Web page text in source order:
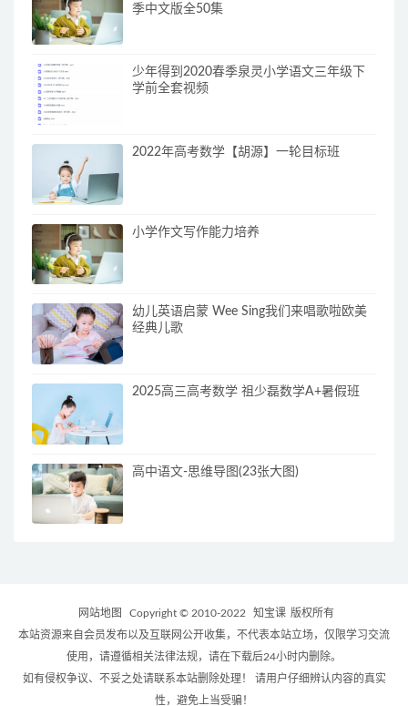
季中文版全50集
少年得到2020春季泉灵小学语文三年级下
学前全套视频
2022年高考数学【胡源】一轮目标班
小学作文写作能力培养
幼儿英语启蒙 Wee Sing我们来唱歌啦欧美
经典儿歌
2025高三高考数学 祖少磊数学A+暑假班
高中语文-思维导图(23张大图)
网站地图 Copyright © 2010-2022 知宝课 版权所有
本站资源来自会员发布以及互联网公开收集，不代表本站立场，仅限学习交流
使用，请遵循相关法律法规，请在下载后24小时内删除。
如有侵权争议、不妥之处请联系本站删除处理！ 请用户仔细辨认内容的真实
性，避免上当受骗！